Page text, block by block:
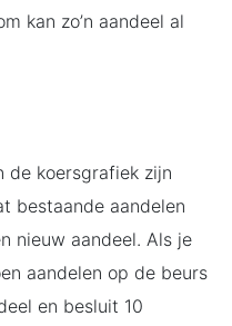
kan zo’n aandeel al
de koersgrafiek zijn
bestaande aandelen
nieuw aandeel. Als je
aandelen op de beurs
en besluit 10